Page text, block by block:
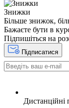
Знижки
Більше знижок,
Бажаєте бути в
Підпишіться на
Підписатися
Дистанційні